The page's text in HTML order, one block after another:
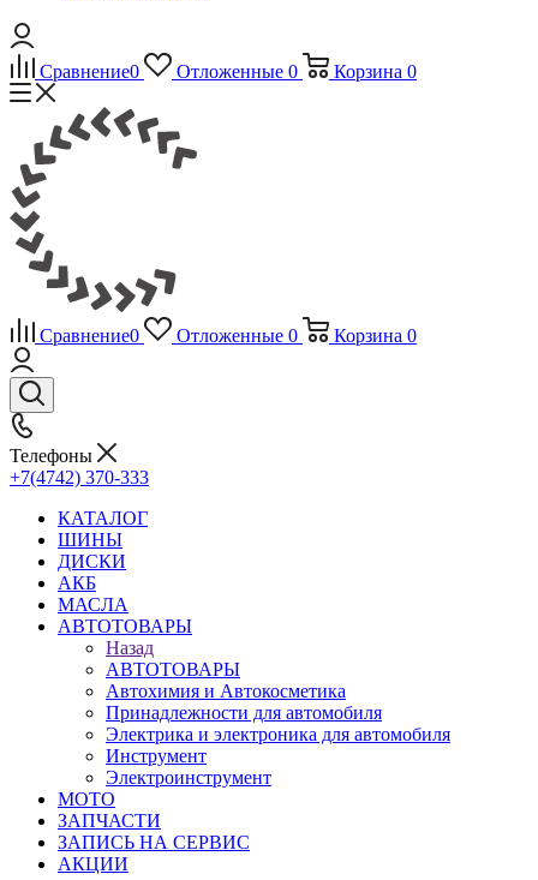
Сравнение0 Отложенные 0 Корзина 0
Сравнение0 Отложенные 0 Корзина 0
Телефоны
+7(4742) 370-333
КАТАЛОГ
ШИНЫ
ДИСКИ
АКБ
МАСЛА
АВТОТОВАРЫ
Назад
АВТОТОВАРЫ
Автохимия и Автокосметика
Принадлежности для автомобиля
Электрика и электроника для автомобиля
Инструмент
Электроинструмент
МОТО
ЗАПЧАСТИ
ЗАПИСЬ НА СЕРВИС
АКЦИИ